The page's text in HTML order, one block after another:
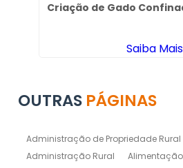
Criação de Gado
Saiba Mais
OUTRAS PÁGINAS
Administração de Propriedade Rural
Administração Rural